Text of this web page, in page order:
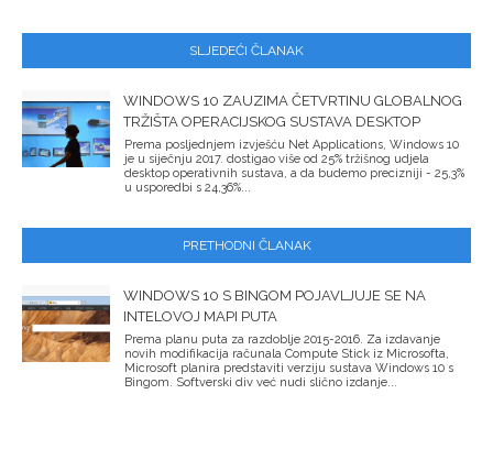
SLJEDEĆI ČLANAK
WINDOWS 10 ZAUZIMA ČETVRTINU GLOBALNOG
TRŽIŠTA OPERACIJSKOG SUSTAVA DESKTOP
Prema posljednjem izvješću Net Applications, Windows 10
je u siječnju 2017. dostigao više od 25% tržišnog udjela
desktop operativnih sustava, a da budemo precizniji - 25,3%
u usporedbi s 24,36%...
PRETHODNI ČLANAK
WINDOWS 10 S BINGOM POJAVLJUJE SE NA
INTELOVOJ MAPI PUTA
Prema planu puta za razdoblje 2015-2016. Za izdavanje
novih modifikacija računala Compute Stick iz Microsofta,
Microsoft planira predstaviti verziju sustava Windows 10 s
Bingom. Softverski div već nudi slično izdanje...